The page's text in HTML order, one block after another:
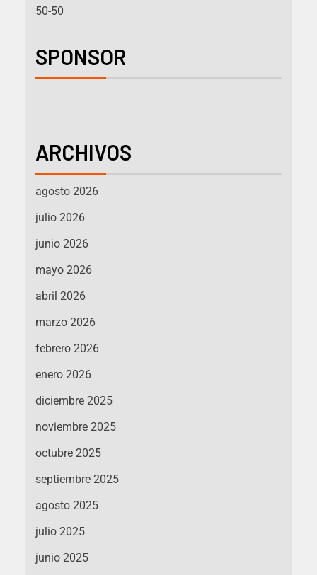
50-50
SPONSOR
ARCHIVOS
agosto 2026
julio 2026
junio 2026
mayo 2026
abril 2026
marzo 2026
febrero 2026
enero 2026
diciembre 2025
noviembre 2025
octubre 2025
septiembre 2025
agosto 2025
julio 2025
junio 2025